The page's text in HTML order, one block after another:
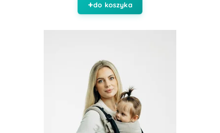
do koszyka